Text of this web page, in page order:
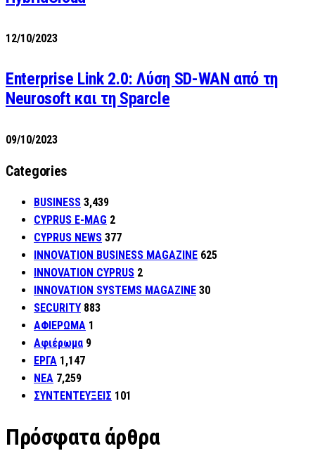
12/10/2023
Enterprise Link 2.0: Λύση SD-WAN από τη
Neurosoft και τη Sparcle
09/10/2023
Categories
BUSINESS 3,439
CYPRUS E-MAG 2
CYPRUS NEWS 377
INNOVATION BUSINESS MAGAZINE 625
INNOVATION CYPRUS 2
INNOVATION SYSTEMS MAGAZINE 30
SECURITY 883
ΑΦΙΕΡΩΜΑ 1
Αφιέρωμα 9
ΕΡΓΑ 1,147
ΝΕΑ 7,259
ΣΥΝΤΕΝΤΕΥΞΕΙΣ 101
Πρόσφατα άρθρα